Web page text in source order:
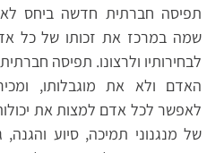
תפיסה חברתית חדשה ביחס
שמה במרכז את זכותו של כל
לבחירותיו ולרצונו. תפיסה
האדם ולא את מוגבלותו,
לאפשר לכל אדם למצות את
של מנגנוני תמיכה, סיוע והגנה,